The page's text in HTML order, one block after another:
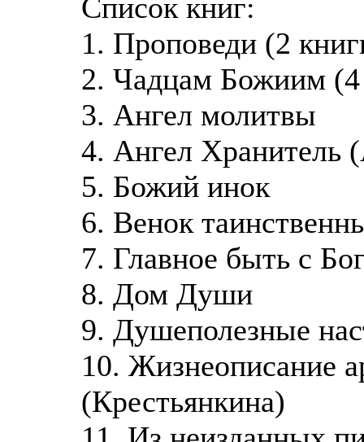
Список книг:
1. Проповеди (2
2. Чадцам Божиим (4
3. Ангел молитвы
4. Ангел Хранитель
5. Божий инок
6. Венок
7. Главное быть с
8. Дом Души
9. Душеполезные
10. Жизнеописание
(Крестьянкина)